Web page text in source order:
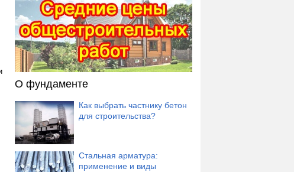
О фундаменте
Как выбрать частнику бетон
для строительства?
Стальная арматура:
применение и виды